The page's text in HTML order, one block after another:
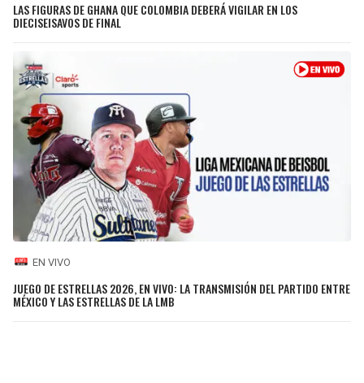
LAS FIGURAS DE GHANA QUE COLOMBIA DEBERÁ VIGILAR EN LOS
DIECISEISAVOS DE FINAL
EN VIVO
JUEGO DE ESTRELLAS 2026, EN VIVO: LA TRANSMISIÓN DEL PARTIDO ENTRE
MÉXICO Y LAS ESTRELLAS DE LA LMB